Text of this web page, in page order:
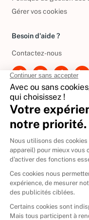
Gérer vos cookies
Besoin d'aide ?
Contactez-nous
International
🇪🇸 Espagne
🇩🇪Allemagne
🇮🇹 Italie